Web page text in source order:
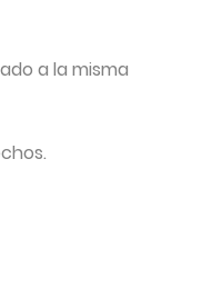
a la misma